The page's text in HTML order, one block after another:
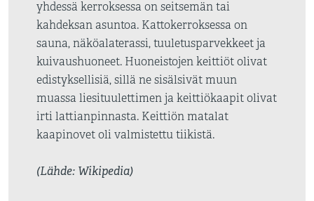
yhdessä kerroksessa on seitsemän tai
kahdeksan asuntoa. Kattokerroksessa on
sauna, näköalaterassi, tuuletusparvekkeet ja
kuivaushuoneet. Huoneistojen keittiöt olivat
edistyksellisiä, sillä ne sisälsivät muun
muassa liesituulettimen ja keittiökaapit olivat
irti lattianpinnasta. Keittiön matalat
kaapinovet oli valmistettu tiikistä.
(Lähde: Wikipedia)